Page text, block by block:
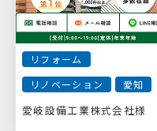
リフォーム
リノベーション
愛知
愛岐設備工業株式会社様